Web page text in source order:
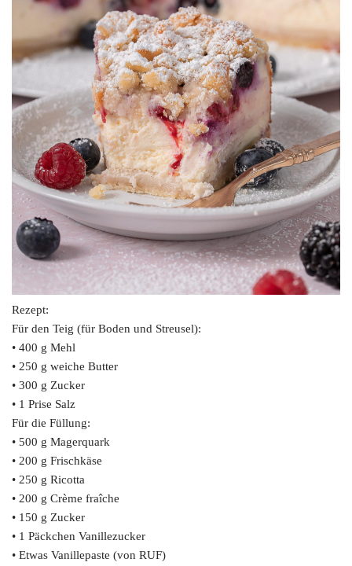
Rezept:
Für den Teig (für Boden und Streusel):
• 400 g Mehl
• 250 g weiche Butter
• 300 g Zucker
• 1 Prise Salz
Für die Füllung:
• 500 g Magerquark
• 200 g Frischkäse
• 250 g Ricotta
• 200 g Crème fraîche
• 150 g Zucker
• 1 Päckchen Vanillezucker
• Etwas Vanillepaste (von RUF)